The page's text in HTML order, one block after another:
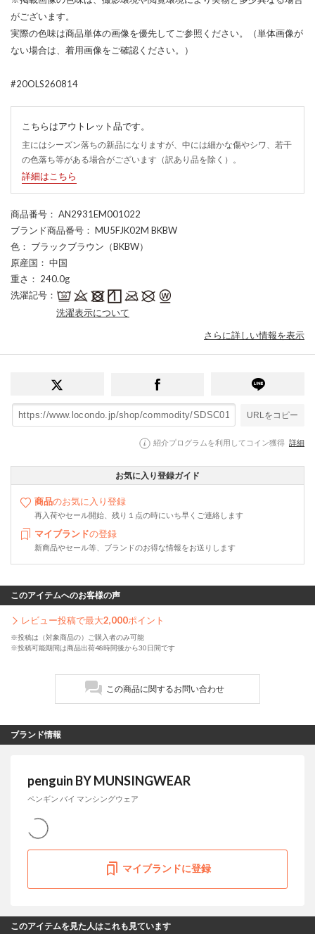
がございます。
実際の色味は商品単体の画像を優先してご参照ください。（単体画像が
ない場合は、着用画像をご確認ください。）
#20OLS260814
こちらはアウトレット品です。
主にはシーズン落ちの新品になりますが、中には細かな傷やシワ、若干
の色落ち等がある場合がございます（訳あり品を除く）。
詳細はこちら
商品番号 ： AN2931EM001022
ブランド商品番号 ： MU5FJK02M BKBW
色 ： ブラックブラウン（BKBW）
原産国 ： 中国
重さ ： 240.0g
洗濯記号 ：
洗濯表示について
さらに詳しい情報を表示
URLをコピー
紹介プログラムを利用してコイン獲得 詳細
お気に入り登録ガイド
商品のお気に入り登録
再入荷やセール開始、残り１点の時にいち早くご連絡します
マイブランドの登録
新商品やセール等、ブランドのお得な情報をお送りします
このアイテムへのお客様の声
レビュー投稿で最大2,000ポイント
※投稿は（対象商品の）ご購入者のみ可能
※投稿可能期間は商品出荷48時間後から30日間です
この商品に関するお問い合わせ
ブランド情報
penguin BY MUNSINGWEAR
ペンギン バイ マンシングウェア
マイブランドに登録
このアイテムを見た人はこれも見ています